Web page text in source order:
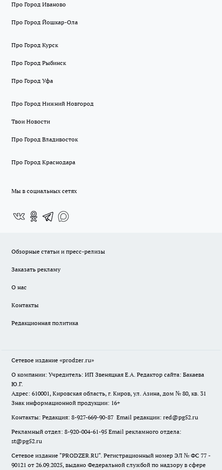
Про Город Иваново
Про Город Йошкар-Ола
Про Город Курск
Про Город Рыбинск
Про Город Уфа
Про Город Нижний Новгород
Твои Новости
Про Город Владивосток
Про Город Краснодара
Мы в социальных сетях
Обзорные статьи и пресс-релизы
Заказать рекламу
О нас
Контакты
Редакционная политика
Сетевое издание «prodzer.ru»
О компании: Учредитель: ИП Звеняцкая Е.А. Редактор сайта: Бакаева
Ю.Г.
Адрес: 610001, Кировская область, г. Киров, ул. Азина, дом № 80, кв. 31
Знак информационной продукции: 16+
Контакты: Редакция: 8-927-669-90-87 Email редакции: red@pg52.ru
Рекламный отдел: 8-920-004-61-95 Email рекламного отдела:
st@pg52.ru
Сетевое издание "PRODZER.RU". Регистрационный номер ЭЛ № ФС 77 -
90121 от 26.09.2025, выдано Федеральной службой по надзору в сфере